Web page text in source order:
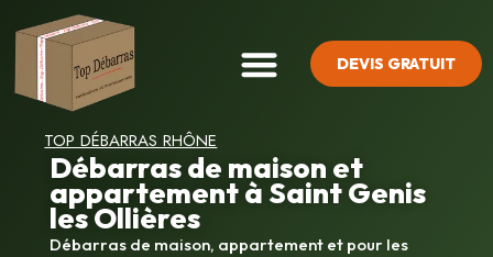
DEVIS GRATUIT
TOP DÉBARRAS RHÔNE
Débarras de maison et
appartement à Saint Genis
les Ollières
Débarras de maison, appartement et pour les